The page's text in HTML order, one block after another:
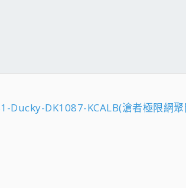
DK1087-KCALB(滄者極限網聚